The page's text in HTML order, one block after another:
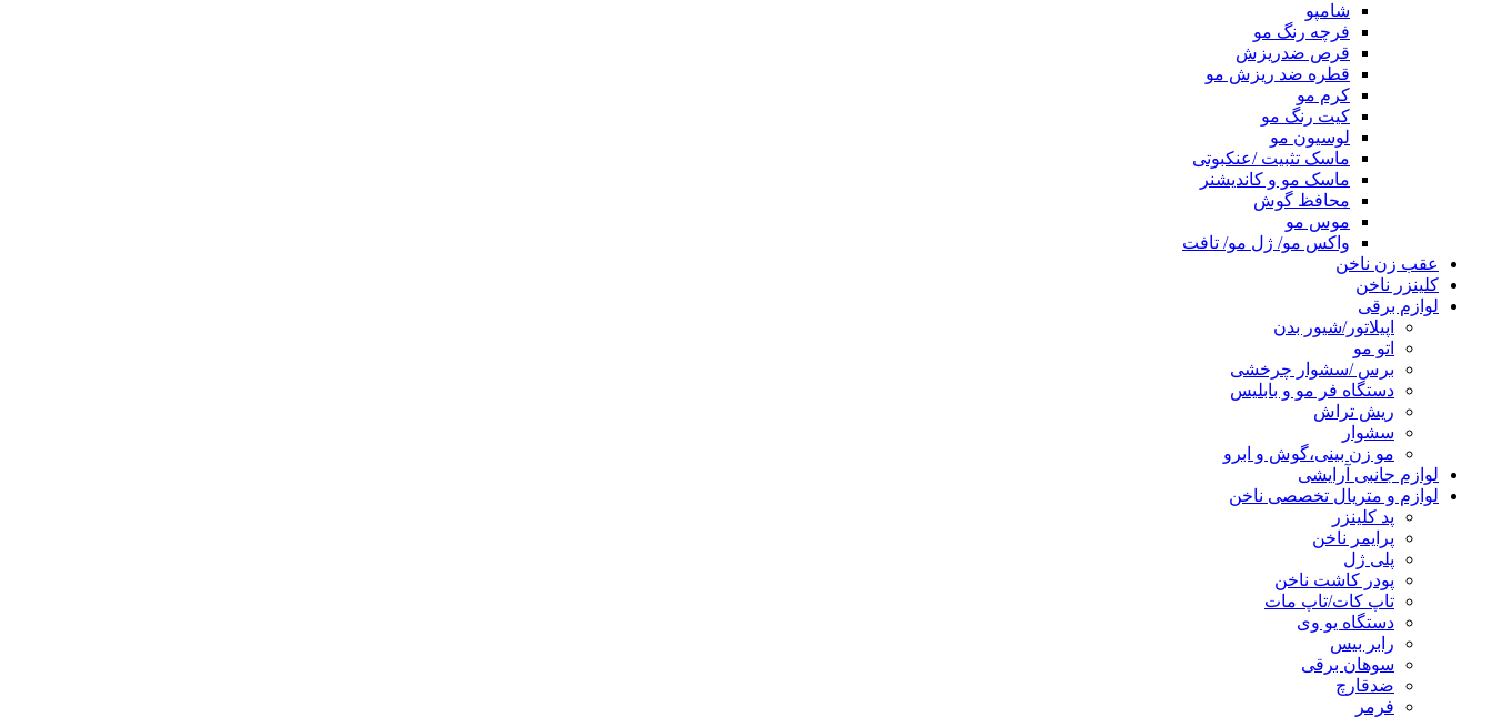
شامپو
فرچه رنگ مو
قرص ضدریزش
قطره ضد ریزش مو
کرم مو
کیت رنگ مو
لوسیون مو
ماسک تثبیت /عنکبوتی
ماسک مو و کاندیشنر
محافظ گوش
موس مو
واکس مو/ ژل مو/ تافت
عقب زن ناخن
کلینزر ناخن
لوازم برقی
اپیلاتور/شیور بدن
اتو مو
برس /سشوار چرخشی
دستگاه فر مو و بابلیس
ریش تراش
سشوار
مو زن بینی،گوش و ابرو
لوازم جانبی آرایشی
لوازم و متریال تخصصی ناخن
پد کلینزر
پرایمر ناخن
پلی ژل
پودر کاشت ناخن
تاپ کات/تاپ مات
دستگاه یو وی
رابر بیس
سوهان برقی
ضدقارچ
فرمر